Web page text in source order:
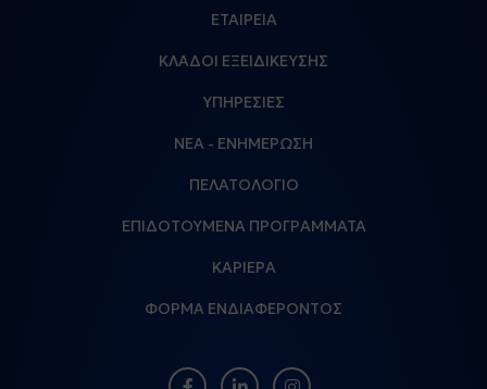
ΕΤΑΙΡΕΙΑ
ΚΛΑΔΟΙ ΕΞΕΙΔΙΚΕΥΣΗΣ
ΥΠΗΡΕΣΙΕΣ
ΝΕΑ - ΕΝΗΜΕΡΩΣΗ
ΠΕΛΑΤΟΛΟΓΙΟ
ΕΠΙΔΟΤΟΥΜΕΝΑ ΠΡΟΓΡΑΜΜΑΤΑ
ΚΑΡΙΕΡΑ
ΦΟΡΜΑ ΕΝΔΙΑΦΕΡΟΝΤΟΣ